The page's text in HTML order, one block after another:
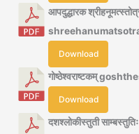
आपदुद्धारक
Download
गोष्ठेश्वराष्टकम्
Download
दशश्लोकीस्तुती